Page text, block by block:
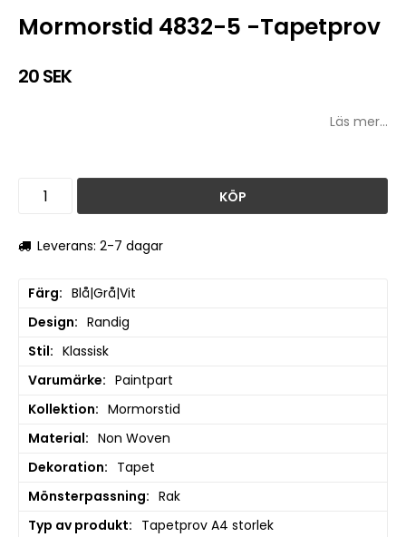
Mormorstid 4832-5 -Tapetprov
20 SEK
Läs mer...
KÖP
Leverans: 2-7 dagar
Färg
Blå|Grå|Vit
Design
Randig
Stil
Klassisk
Varumärke
Paintpart
Kollektion
Mormorstid
Material
Non Woven
Dekoration
Tapet
Mönsterpassning
Rak
Typ av produkt
Tapetprov A4 storlek